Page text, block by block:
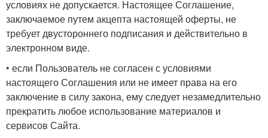
условиях не допускается. Настоящее Соглашение,
заключаемое путем акцепта настоящей оферты, не
требует двустороннего подписания и действительно в
электронном виде.
• если Пользователь не согласен с условиями
настоящего Соглашения или не имеет права на его
заключение в силу закона, ему следует незамедлительно
прекратить любое использование материалов и
сервисов Сайта.